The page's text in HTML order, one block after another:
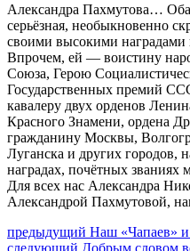
Александра Пахмутова…
серьёзная, необыкновенно
своими высокими наградами
Впрочем, ей — воистину
Союза, Герою
Государственных премий
кавалеру двух орденов
Красного Знамени, ордена
гражданину Москвы,
Луганска и других городов,
наградах, почётных
Для всех нас Александра
Александрой Пахмутовой,
Навигация
предыдущий Предыдущий
пост:
Наш «Чапаев» и
следующий Следующее
Добрым словом